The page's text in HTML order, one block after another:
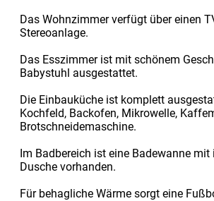
Das Wohnzimmer verfügt über einen
Stereoanlage.
Das Esszimmer ist mit schönem
Babystuhl ausgestattet.
Die Einbauküche ist komplett
Kochfeld, Backofen, Mikrowelle,
Brotschneidemaschine.
Im Badbereich ist eine Badewanne mit
Dusche vorhanden.
Für behagliche Wärme sorgt eine